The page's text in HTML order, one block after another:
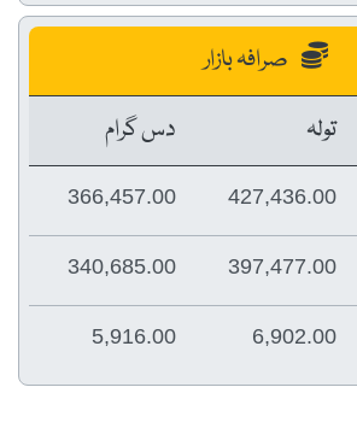
صرافہ بازار
تولہ
دس گرام
427,436.00
366,457.00
397,477.00
340,685.00
6,902.00
5,916.00